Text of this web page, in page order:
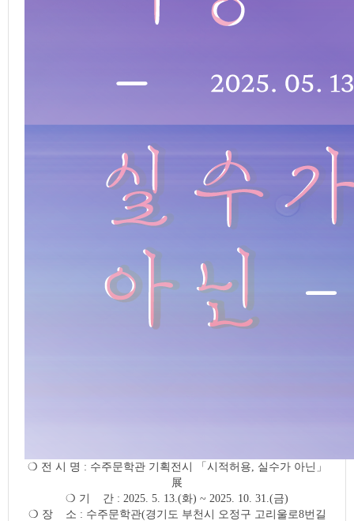
❍ 전 시 명 : 수주문학관 기획전시 「시적허용, 실수가 아닌」
展
​❍ 기 간 : 2025. 5. 13.(화) ~ 2025. 10. 31.(금)
❍ 장 소 : 수주문학관(경기도 부천시 오정구 고리울로8번길